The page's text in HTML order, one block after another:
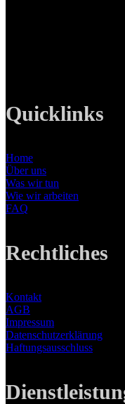
Quicklinks
Home
Über uns
Was wir tun
Wie wir arbeiten
FAQ
Rechtliches
Kontakt
AGB
Impressum
Datenschutzerklärung
Haftungsausschluss